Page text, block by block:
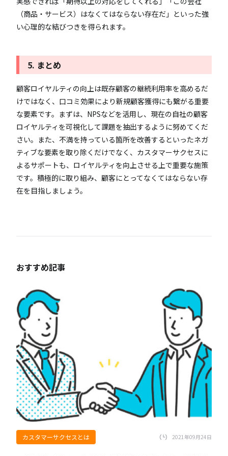
（商品・サービス）はなくてはならない存在だ」といった強
い心理的な結びつきを得られます。
5. まとめ
顧客ロイヤルティの向上は既存顧客の継続利用率を高めるだ
けではなく、口コミ効果により新規顧客獲得にも繋がる重要
な要素です。まずは、NPSなどを活用し、現在の自社の顧客
ロイヤルティを可視化して課題を抽出するように努めてくだ
さい。また、不満を持っている箇所を改善するといったネガ
ティブな要素を取り除くだけでなく、カスタマーサクセスに
よるサポートも、ロイヤルティを向上させる上で重要な施策
です。積極的に取り組み、顧客にとってなくてはならない存
在を目指しましょう。
おすすめ記事
カスタマーサクセスとは 2021年09月24日